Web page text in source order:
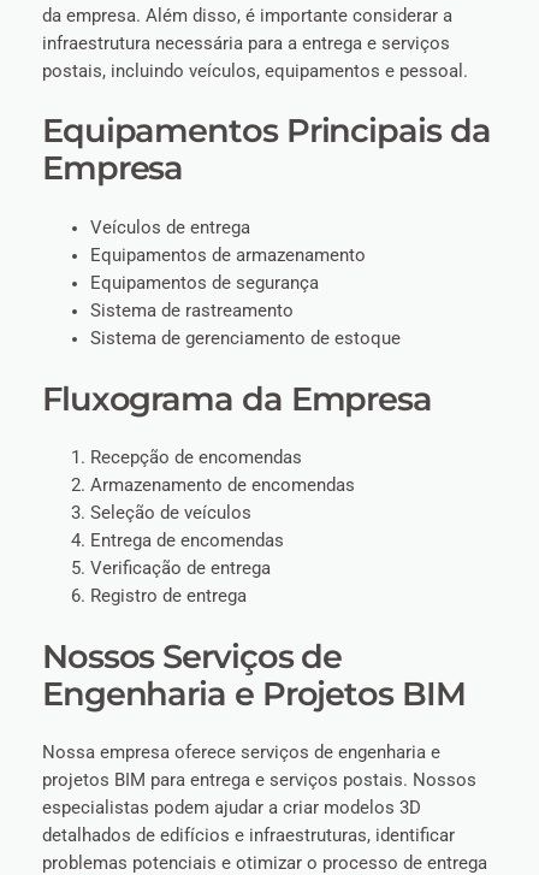
da empresa. Além disso, é importante considerar a
infraestrutura necessária para a entrega e serviços
postais, incluindo veículos, equipamentos e pessoal.
Equipamentos Principais da
Empresa
Veículos de entrega
Equipamentos de armazenamento
Equipamentos de segurança
Sistema de rastreamento
Sistema de gerenciamento de estoque
Fluxograma da Empresa
Recepção de encomendas
Armazenamento de encomendas
Seleção de veículos
Entrega de encomendas
Verificação de entrega
Registro de entrega
Nossos Serviços de
Engenharia e Projetos BIM
Nossa empresa oferece serviços de engenharia e
projetos BIM para entrega e serviços postais. Nossos
especialistas podem ajudar a criar modelos 3D
detalhados de edifícios e infraestruturas, identificar
problemas potenciais e otimizar o processo de entrega